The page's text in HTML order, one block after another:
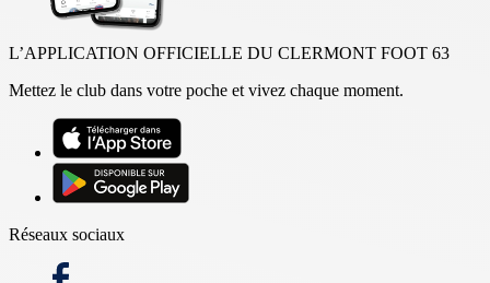
L’APPLICATION OFFICIELLE DU CLERMONT FOOT 63
Mettez le club dans votre poche et vivez chaque moment.
Réseaux sociaux